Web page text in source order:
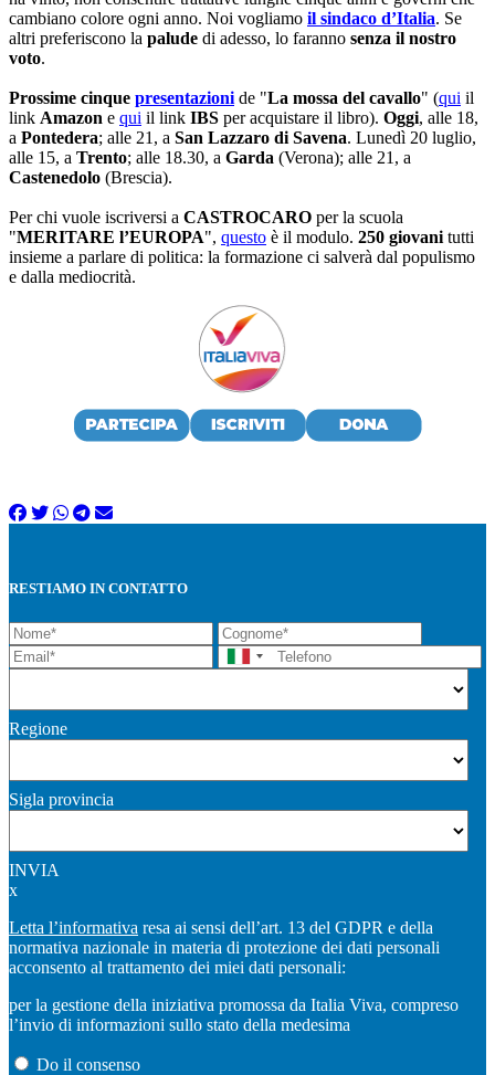
cambiano colore ogni anno. Noi vogliamo il sindaco d’Italia. Se
altri preferiscono la palude di adesso, lo faranno senza il nostro
voto.
Prossime cinque presentazioni de "La mossa del cavallo" (qui il
link Amazon e qui il link IBS per acquistare il libro). Oggi, alle 18,
a Pontedera; alle 21, a San Lazzaro di Savena. Lunedì 20 luglio,
alle 15, a Trento; alle 18.30, a Garda (Verona); alle 21, a
Castenedolo (Brescia).
Per chi vuole iscriversi a CASTROCARO per la scuola
"MERITARE l’EUROPA", questo è il modulo. 250 giovani tutti
insieme a parlare di politica: la formazione ci salverà dal populismo
e dalla mediocrità.
RESTIAMO IN CONTATTO
Regione
Sigla provincia
INVIA
x
Letta l’informativa resa ai sensi dell’art. 13 del GDPR e della
normativa nazionale in materia di protezione dei dati personali
acconsento al trattamento dei miei dati personali:
per la gestione della iniziativa promossa da Italia Viva, compreso
l’invio di informazioni sullo stato della medesima
Do il consenso